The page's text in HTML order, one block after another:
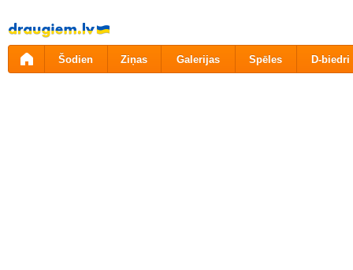
Pāriet
uz
saturu
Šodien Ziņas Galerijas Spēles D-biedri